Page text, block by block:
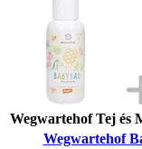
Wegwartehof Tej és
Wegwartehof